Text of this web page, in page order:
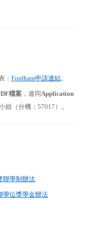
： Fordham申請連結。
檔案 ，連同 Application
姐（分機：57017）。
聯學制辦法
學位獎學金辦法